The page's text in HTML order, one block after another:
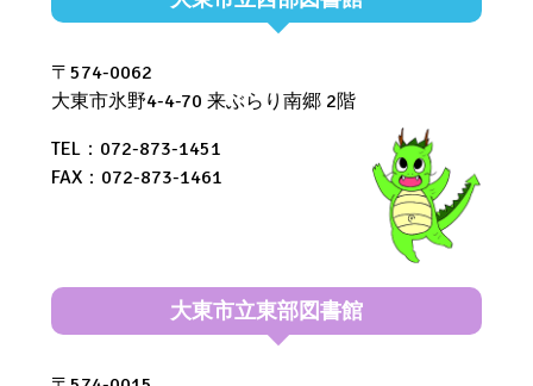
〒574-0062
大東市氷野4-4-70 来ぶらり南郷 2階
TEL：072-873-1451
FAX：072-873-1461
大東市立東部図書館